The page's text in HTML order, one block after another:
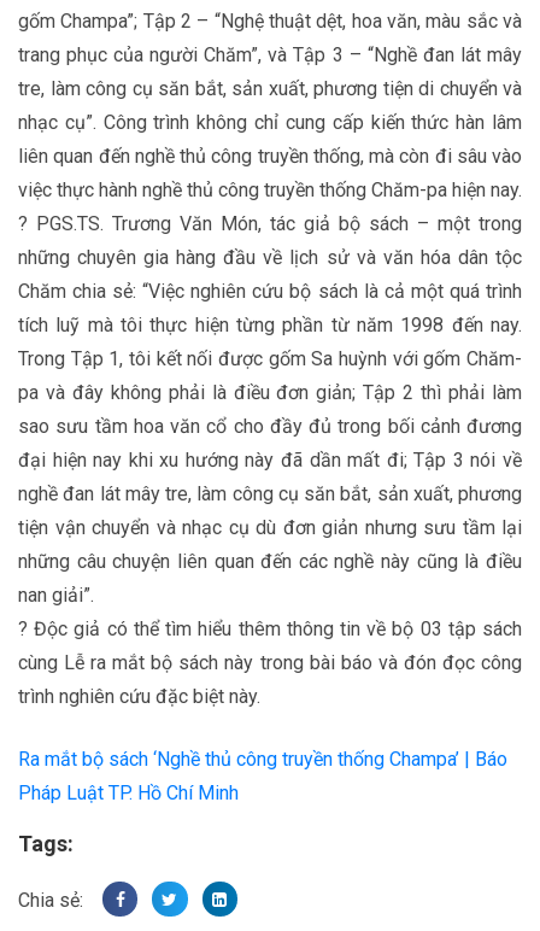
gốm Champa”; Tập 2 – “Nghệ thuật dệt, hoa văn, màu sắc và
trang phục của người Chăm”, và Tập 3 – “Nghề đan lát mây
tre, làm công cụ săn bắt, sản xuất, phương tiện di chuyển và
nhạc cụ”. Công trình không chỉ cung cấp kiến thức hàn lâm
liên quan đến nghề thủ công truyền thống, mà còn đi sâu vào
việc thực hành nghề thủ công truyền thống Chăm-pa hiện nay.
? PGS.TS. Trương Văn Món, tác giả bộ sách – một trong
những chuyên gia hàng đầu về lịch sử và văn hóa dân tộc
Chăm chia sẻ: “Việc nghiên cứu bộ sách là cả một quá trình
tích luỹ mà tôi thực hiện từng phần từ năm 1998 đến nay.
Trong Tập 1, tôi kết nối được gốm Sa huỳnh với gốm Chăm-
pa và đây không phải là điều đơn giản; Tập 2 thì phải làm
sao sưu tầm hoa văn cổ cho đầy đủ trong bối cảnh đương
đại hiện nay khi xu hướng này đã dần mất đi; Tập 3 nói về
nghề đan lát mây tre, làm công cụ săn bắt, sản xuất, phương
tiện vận chuyển và nhạc cụ dù đơn giản nhưng sưu tầm lại
những câu chuyện liên quan đến các nghề này cũng là điều
nan giải”.
? Độc giả có thể tìm hiểu thêm thông tin về bộ 03 tập sách
cùng Lễ ra mắt bộ sách này trong bài báo và đón đọc công
trình nghiên cứu đặc biệt này.
Ra mắt bộ sách ‘Nghề thủ công truyền thống Champa’ | Báo
Pháp Luật TP. Hồ Chí Minh
Tags: